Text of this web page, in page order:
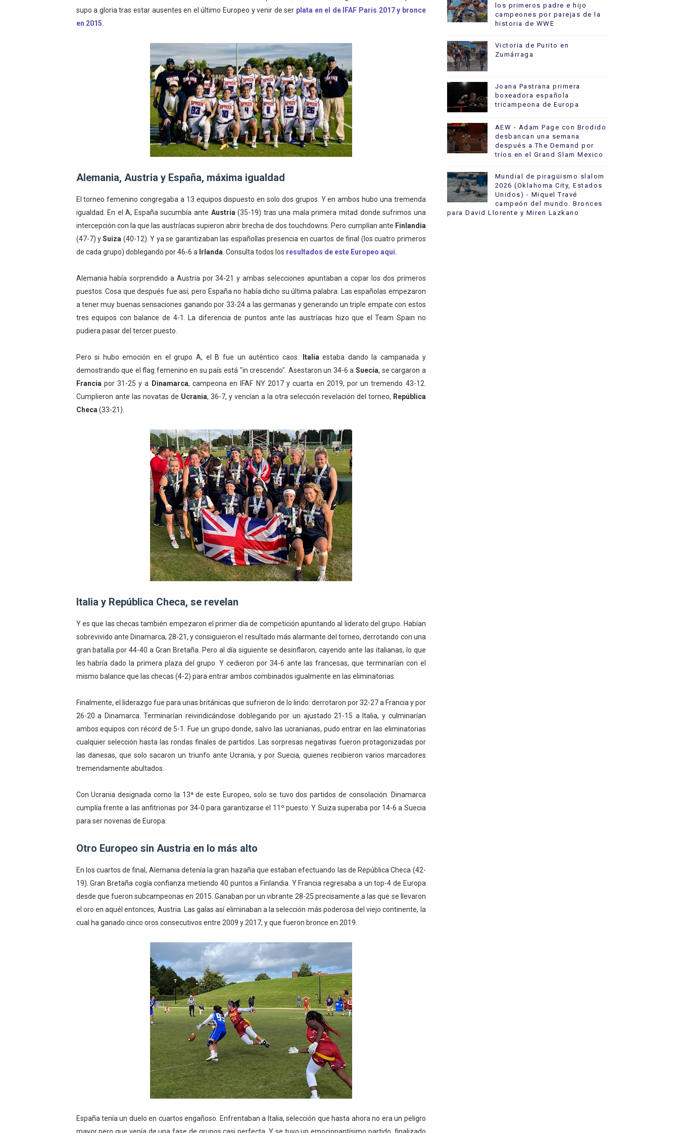
supo a gloria tras estar ausentes en el último Europeo y venir de ser plata en el de IFAF Paris 2017 y bronce
en 2015
Alemania, Austria y España, máxima igualdad
El torneo femenino congregaba a 13 equipos dispuesto en solo dos grupos. Y en ambos hubo una tremenda
igualdad. En el A, España sucumbía ante Austria (35-19) tras una mala primera mitad donde sufrimos una
intercepción con la que las austríacas supieron abrir brecha de dos touchdowns. Pero cumplían ante Finlandia
(47-7) ySuiza (40-12). Y ya se garantizaban las españollas presencia en cuartos de final (los cuatro primeros
de cada grupo) doblegando por 46-6 a Irlanda . Consulta todos los resultados de este Europeo aquí.
Alemania había sorprendido a Austria por 34-21 y ambas selecciones apuntaban a copar los dos primeros
puestos. Cosa que después fue así, pero España no había dicho su última palabra. Las españolas empezaron
a tener muy buenas sensaciones ganando por 33-24 a las germanas y generando un triple empate con estos
tres equipos con balance de 4-1. La diferencia de puntos ante las austríacas hizo que el Team Spain no
pudiera pasar del tercer puesto.
Pero si hubo emoción en el grupo A, el B fue un auténtico caos. Italia estaba dando la campanada y
demostrando que el flag femenino en su país está "in crescendo". Asestaron un 34-6 aSuecia, se cargaron a
Francia por 31-25 y a Dinamarca, campeona en IFAF NY 2017 y cuarta en 2019, por un tremendo 43-12.
Cumplieron ante las novatas de Ucrania, 36-7, y vencían a la otra selección revelación del torneo, República
Checa (33-21).
Italia y República Checa, se revelan
Y es que las checas también empezaron el primer día de competición apuntando al liderato del grupo. Habían
sobrevivido ante Dinamarca, 28-21, y consiguieron el resultado más alarmante del torneo, derrotando con una
gran batalla por 44-40 a Gran Bretaña. Pero al día siguiente se desinflaron, cayendo ante las italianas, lo que
les habría dado la primera plaza del grupo. Y cedieron por 34-6 ante las francesas, que terminarían con el
mismo balance que las checas (4-2) para entrar ambos combinados igualmente en las eliminatorias.
Finalmente, el liderazgo fue para unas británicas que sufrieron de lo lindo: derrotaron por 32-27 a Francia y por
26-20 a Dinamarca. Terminarían reivindicándose doblegando por un ajustado 21-15 a Italia, y culminarían
ambos equipos con récord de 5-1. Fue un grupo donde, salvo las ucranianas, pudo entrar en las eliminatorias
cualquier selección hasta las rondas finales de partidos. Las sorpresas negativas fueron protagonizadas por
las danesas, que solo sacaron un triunfo ante Ucrania, y por Suecia, quienes recibieron varios marcadores
tremendamente abultados.
Con Ucrania designada como la 13ª de este Europeo, solo se tuvo dos partidos de consolación. Dinamarca
cumplía frente a las anfitrionas por 34-0 para garantizarse el 11º puesto. Y Suiza superaba por 14-6 a Suecia
para ser novenas de Europa.
Otro Europeo sin Austria en lo más alto
En los cuartos de final, Alemania detenía la gran hazaña que estaban efectuando las de República Checa (42-
19). Gran Bretaña cogía confianza metiendo 40 puntos a Finlandia. Y Francia regresaba a un top-4 de Europa
desde que fueron subcampeonas en 2015. Ganaban por un vibrante 28-25 precisamente a las que se llevaron
el oro en aquél entonces, Austria. Las galas así eliminaban a la selección más poderosa del viejo continente, la
cual ha ganado cinco oros consecutivos entre 2009 y 2017, y que fueron bronce en 2019.
España tenía un duelo en cuartos engañoso. Enfrentaban a Italia, selección que hasta ahora no era un peligro
los primeros padre e hijo
campeones por parejas de la
historia de WWE
Victoria de Purito en
Zumárraga
Joana Pastrana primera
boxeadora española
tricampeona de Europa
AEW - Adam Page con Brodido
desbancan una semana
después a The Demand por
tríos en el Grand Slam Mexico
Mundial de piragüismo slalom
2026 (Oklahoma City, Estados
Unidos) - Miquel Travé
campeón del mundo. Bronces
para David Llorente y Miren Lazkano